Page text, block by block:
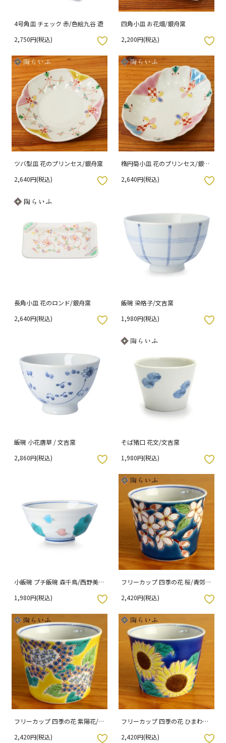
4号角皿 チェック 赤/色絵九谷 遊
2,750円(税込)
四角小皿 お花畑/銀舟窯
2,200円(税込)
お気に入りボタン
ツバ型皿 花のプリンセス/銀舟窯
2,640円(税込)
楕円菊小皿 花のプリンセス/銀舟
2,640円(税込)
お気に入りボタン
長角小皿 花のロンド/銀舟窯
2,640円(税込)
飯碗 染格子/文吉窯
1,980円(税込)
お気に入りボタン
飯碗 小花唐草 / 文吉窯
2,860円(税込)
そば猪口 花文/文吉窯
1,980円(税込)
お気に入りボタン
小飯碗 プチ飯碗 森千鳥/西野美香
1,980円(税込)
フリーカップ 四季の花 桜/青郊窯
2,420円(税込)
お気に入りボタン
フリーカップ 四季の花 紫陽花/青
2,420円(税込)
フリーカップ 四季の花 ひまわり/
2,420円(税込)
お気に入りボタン